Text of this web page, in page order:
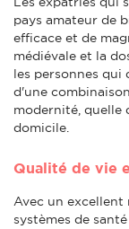
pays amateur de
efficace et de
médiévale et la
les personnes qui
d'une
modernité, quelle
domicile.
Qualité de vie
Avec un excellent
systèmes de